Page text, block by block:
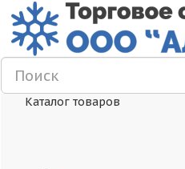
Каталог товаров